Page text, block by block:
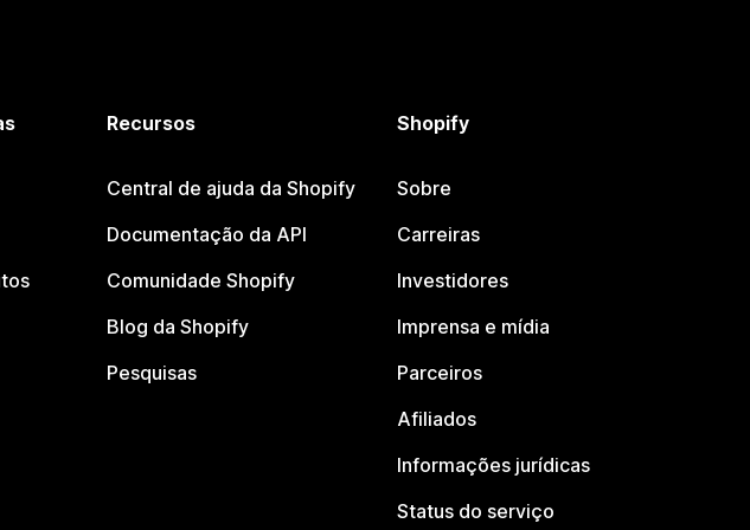
Recursos
Central de ajuda da Shopify
Documentação da API
Comunidade Shopify
Blog da Shopify
Pesquisas
Shopify
Sobre
Carreiras
Investidores
Imprensa e mídia
Parceiros
Afiliados
Informações jurídicas
Status do serviço